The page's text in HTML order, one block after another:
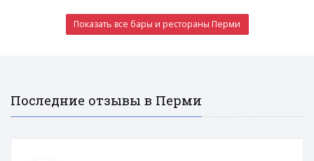
Показать все бары и рестораны Перми
Последние отзывы в Перми